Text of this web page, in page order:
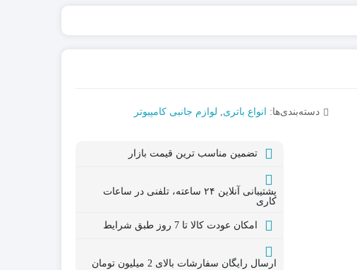
دسته‌بندی‌ها: انواع باتری, لوازم جانبی کامپیوتر
تضمین مناسب ترین قیمت بازار
پشتیبانی آنلاین ۲۴ ساعته، تلفنی در ساعات
کاری
امکان عودت کالا تا 7 روز طبق شرایط
ارسال رایگان سفارشات بالای 2 میلیون تومان